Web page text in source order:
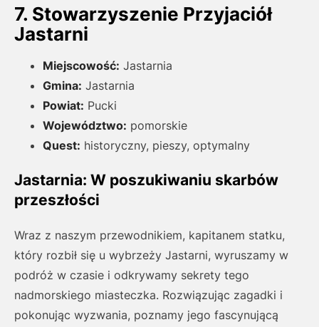
7. Stowarzyszenie Przyjaciół
Jastarni
Miejscowość: Jastarnia
Gmina: Jastarnia
Powiat: Pucki
Województwo: pomorskie
Quest: historyczny, pieszy, optymalny
Jastarnia: W poszukiwaniu skarbów
przeszłości
Wraz z naszym przewodnikiem, kapitanem statku,
który rozbił się u wybrzeży Jastarni, wyruszamy w
podróż w czasie i odkrywamy sekrety tego
nadmorskiego miasteczka. Rozwiązując zagadki i
pokonując wyzwania, poznamy jego fascynującą